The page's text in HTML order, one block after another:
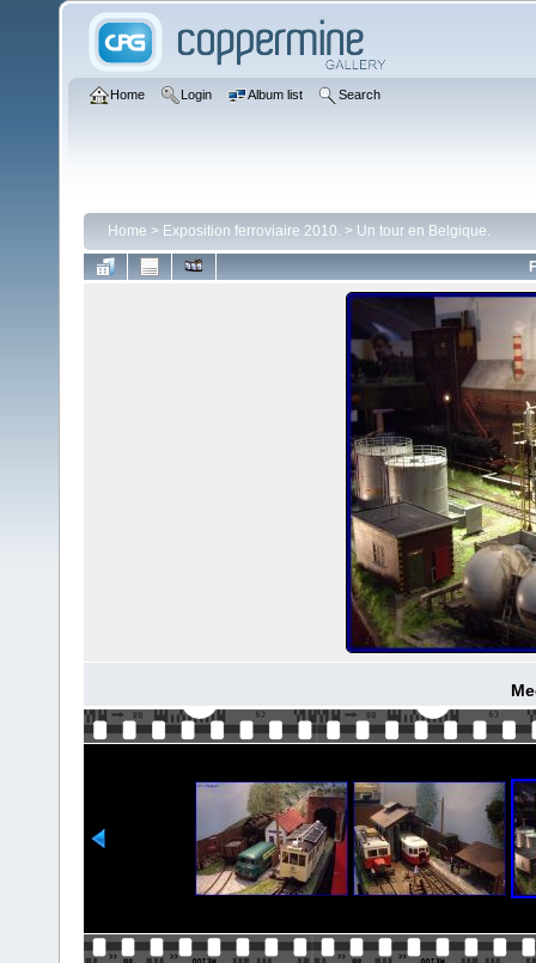
Home Login Album list Search
Home > Exposition ferroviaire 2010. > Un tour en Belgique.